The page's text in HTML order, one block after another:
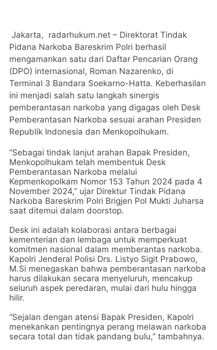
Jakarta, radarhukum.net – Direktorat Tindak
Pidana Narkoba Bareskrim Polri berhasil
mengamankan satu dari Daftar Pencarian Orang
(DPO) internasional, Roman Nazarenko, di
Terminal 3 Bandara Soekarno-Hatta. Keberhasilan
ini menjadi salah satu langkah sinergis
pemberantasan narkoba yang digagas oleh Desk
Pemberantasan Narkoba sesuai arahan Presiden
Republik Indonesia dan Menkopolhukam.
“Sebagai tindak lanjut arahan Bapak Presiden,
Menkopolhukam telah membentuk Desk
Pemberantasan Narkoba melalui
Kepmenkopolkam Nomor 153 Tahun 2024 pada 4
November 2024,” ujar Direktur Tindak Pidana
Narkoba Bareskrim Polri Brigjen Pol Mukti Juharsa
saat ditemui dalam doorstop.
Desk ini adalah kolaborasi antara berbagai
kementerian dan lembaga untuk memperkuat
komitmen nasional dalam memberantas narkoba.
Kapolri Jenderal Polisi Drs. Listyo Sigit Prabowo,
M.Si menegaskan bahwa pemberantasan narkoba
harus dilakukan secara menyeluruh, mencakup
seluruh aspek peredaran, mulai dari hulu hingga
hilir.
“Sejalan dengan atensi Bapak Presiden, Kapolri
menekankan pentingnya perang melawan narkoba
secara total dan tidak pandang bulu,” tambahnya.